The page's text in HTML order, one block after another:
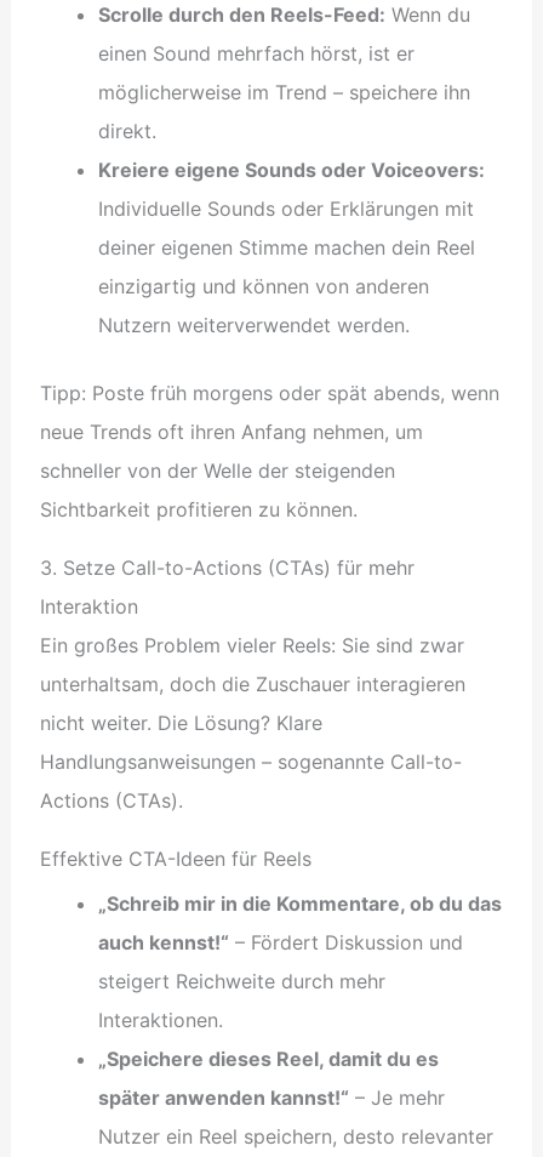
Scrolle durch den Reels-Feed: Wenn du
einen Sound mehrfach hörst, ist er
möglicherweise im Trend – speichere ihn
direkt.
Kreiere eigene Sounds oder Voiceovers:
Individuelle Sounds oder Erklärungen mit
deiner eigenen Stimme machen dein Reel
einzigartig und können von anderen
Nutzern weiterverwendet werden.
Tipp: Poste früh morgens oder spät abends, wenn
neue Trends oft ihren Anfang nehmen, um
schneller von der Welle der steigenden
Sichtbarkeit profitieren zu können.
3. Setze Call-to-Actions (CTAs) für mehr
Interaktion
Ein großes Problem vieler Reels: Sie sind zwar
unterhaltsam, doch die Zuschauer interagieren
nicht weiter. Die Lösung? Klare
Handlungsanweisungen – sogenannte Call-to-
Actions (CTAs).
Effektive CTA-Ideen für Reels
„Schreib mir in die Kommentare, ob du das
auch kennst!“ – Fördert Diskussion und
steigert Reichweite durch mehr
Interaktionen.
„Speichere dieses Reel, damit du es
später anwenden kannst!“ – Je mehr
Nutzer ein Reel speichern, desto relevanter